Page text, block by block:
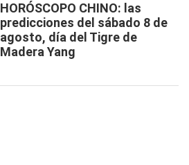
HORÓSCOPO CHINO: las
predicciones del sábado 8 de
agosto, día del Tigre de
Madera Yang